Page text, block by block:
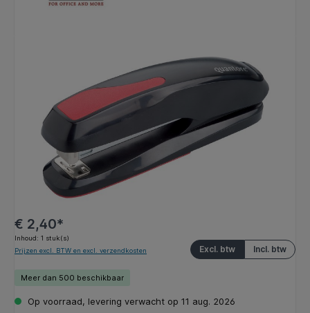
€ 2,40*
Inhoud: 1 stuk(s)
Incl. btw
Excl. btw
Prijzen excl. BTW en excl. verzendkosten
Meer dan 500 beschikbaar
Op voorraad, levering verwacht op 11 aug. 2026